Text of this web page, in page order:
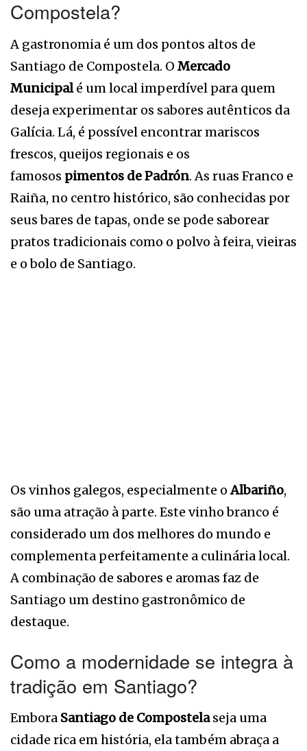
Compostela?
A gastronomia é um dos pontos altos de
Santiago de Compostela. O Mercado
Municipalé um local imperdível para quem
deseja experimentar os sabores autênticos da
Galícia. Lá, é possível encontrar mariscos
frescos, queijos regionais e os
famosos pimentos de Padrón. As ruas Franco e
Raiña, no centro histórico, são conhecidas por
seus bares de tapas, onde se pode saborear
pratos tradicionais como o polvo à feira, vieiras
e o bolo de Santiago.
Os vinhos galegos, especialmente oAlbariño,
são uma atração à parte. Este vinho branco é
considerado um dos melhores do mundo e
complementa perfeitamente a culinária local.
A combinação de sabores e aromas faz de
Santiago um destino gastronômico de
destaque.
Como a modernidade se integra à
tradição em Santiago?
Embora Santiago de Compostelaseja uma
cidade rica em história, ela também abraça a